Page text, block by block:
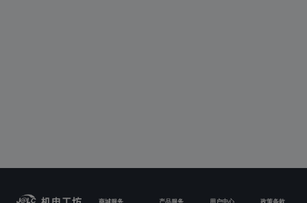
商城服务 产品服务 用户中心 政策条款